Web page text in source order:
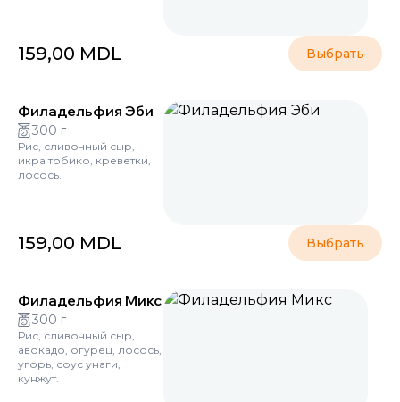
159,00 MDL Выбрать
Филадельфия Эби
300 г
Рис, сливочный сыр,
икра тобико, креветки,
лосось.
159,00 MDL Выбрать
Филадельфия Микс
300 г
Рис, сливочный сыр,
авокадо, огурец, лосось,
угорь, соус унаги,
кунжут.